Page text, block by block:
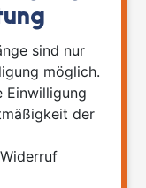
sind nur
möglich.
Einwilligung
der